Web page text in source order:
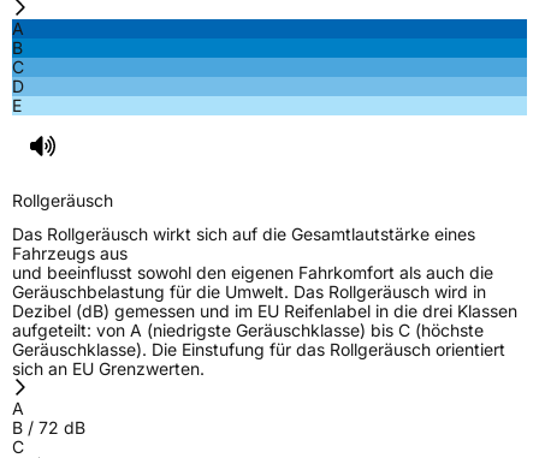
A
B
C
D
E
Rollgeräusch
Das Rollgeräusch wirkt sich auf die Gesamtlautstärke eines
Fahrzeugs aus
und beeinflusst sowohl den eigenen Fahrkomfort als auch die
Geräuschbelastung für die Umwelt. Das Rollgeräusch wird in
Dezibel (dB) gemessen und im EU Reifenlabel in die drei Klassen
aufgeteilt: von A (niedrigste Geräuschklasse) bis C (höchste
Geräuschklasse). Die Einstufung für das Rollgeräusch orientiert
sich an EU Grenzwerten.
A
B / 72 dB
C